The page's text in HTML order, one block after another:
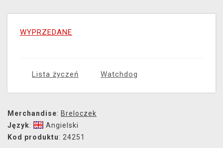
WYPRZEDANE
Lista życzeń Watchdog
Merchandise: Breloczek
Język:
Angielski
Kod produktu: 24251